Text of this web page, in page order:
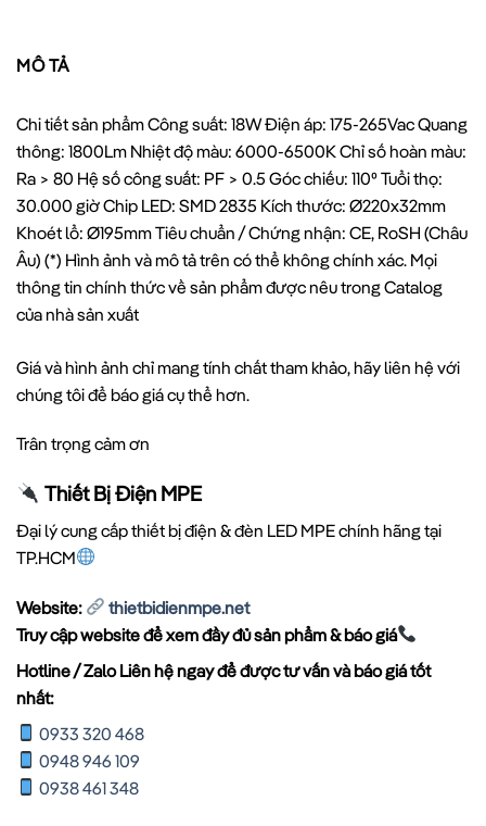
MÔ TẢ
Chi tiết sản phẩm Công suất: 18W Điện áp: 175-265Vac Quang
thông: 1800Lm Nhiệt độ màu: 6000-6500K Chỉ số hoàn màu:
Ra > 80 Hệ số công suất: PF > 0.5 Góc chiếu: 110⁰ Tuổi thọ:
30.000 giờ Chip LED: SMD 2835 Kích thước: Ø220x32mm
Khoét lổ: Ø195mm Tiêu chuẩn / Chứng nhận: CE, RoSH (Châu
Âu) (*) Hình ảnh và mô tả trên có thể không chính xác. Mọi
thông tin chính thức về sản phẩm được nêu trong Catalog
của nhà sản xuất
Giá và hình ảnh chỉ mang tính chất tham khảo, hãy liên hệ với
chúng tôi để báo giá cụ thể hơn.
Trân trọng cảm ơn
Thiết Bị Điện MPE
Đại lý cung cấp thiết bị điện & đèn LED MPE chính hãng tại
TP.HCM
Website:
thietbidienmpe.net
Truy cập website để xem đầy đủ sản phẩm & báo giá
Hotline / Zalo Liên hệ ngay để được tư vấn và báo giá tốt
nhất:
0933 320 468
0948 946 109
0938 461 348